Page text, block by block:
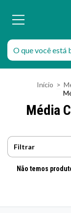
Início >
Média
Filtrar
Não temos